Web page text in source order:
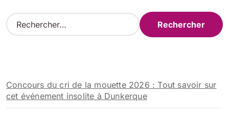
des
publications
R
e
c
h
e
Concours du cri de la mouette 2026 : Tout savoir sur
cet événement insolite à Dunkerque